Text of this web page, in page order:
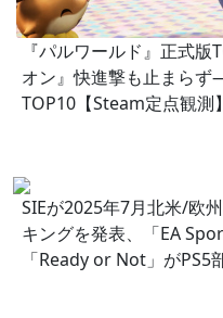
『パルワールド』正式
オン』快進撃も止まら
TOP10【Steam定点観測】
SIEが2025年7月北米/欧
キングを発表、「EA
「Ready or Not」がPS5